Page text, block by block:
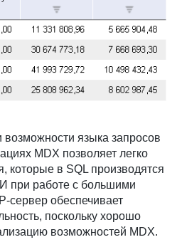
языка запросов
MDX позволяет легко
которые в SQL производятся
при работе с большими
сервер обеспечивает
поскольку хорошо
возможностей MDX.